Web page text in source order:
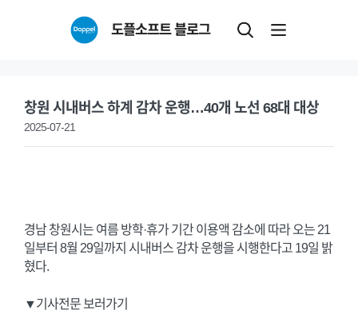
도플소프트 블로그
창원 시내버스 하계 감차 운행…40개 노선 68대 대상
2025-07-21
경남 창원시는 여름 방학·휴가 기간 이용액 감소에 따라 오는 21
일부터 8월 29일까지 시내버스 감차 운행을 시행한다고 19일 밝
혔다.
▼기사전문 보러가기